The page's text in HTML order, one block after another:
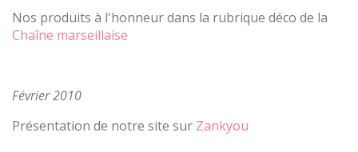
Nos produits à l'honneur dans la rubrique déco de la
Chaîne marseillaise
Février 2010
Présentation de notre site sur Zankyou